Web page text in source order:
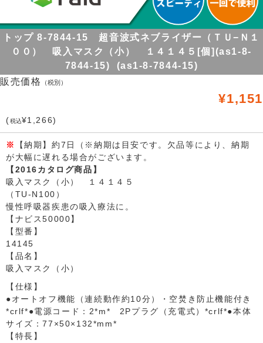
トップ 8-7844-15 超音波式ネブライザー（ＴＵ−Ｎ１
００） 吸入マスク（小） １４１４５[個](as1-8-
7844-15) (as1-8-7844-15)
販売価格
（税別）
¥1,151
(税込¥1,266)
※
【納期】約7日（※納期は目安です。欠品等により、納期
が大幅に遅れる場合がございます。
【2016カタログ商品】
吸入マスク（小） １４１４５
（TU-N100）
慢性呼吸器疾患の吸入療法に。
【ナビス50000】
【型番】
14145
【品名】
吸入マスク（小）
【仕様】
●オートオフ機能（連続動作約10分）・空焚き防止機能付き
*crlf*●電源コード：2*m* 2Pプラグ（充電式）*crlf*●本体
サイズ：77×50×132*mm*
【特長】